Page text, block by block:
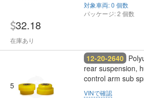
対象車両: 0 個数
パッケージ: 2 個数
32.18
在庫あり
5
12-20-2640
rear suspension,
control arm sub
VINで確認